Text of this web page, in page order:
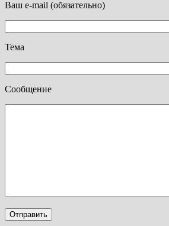
Ваш e-mail (обязательно)
Тема
Сообщение